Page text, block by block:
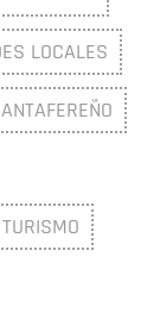
LOCALES
TURISMO